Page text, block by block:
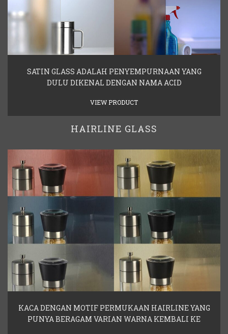
SATIN GLASS ADALAH PENYEMPURNAAN YANG
DULU DIKENAL DENGAN NAMA ACID
VIEW PRODUCT
HAIRLINE GLASS
KACA DENGAN MOTIF PERMUKAAN HAIRLINE YANG
PUNYA BERAGAM VARIAN WARNA KEMBALI KE